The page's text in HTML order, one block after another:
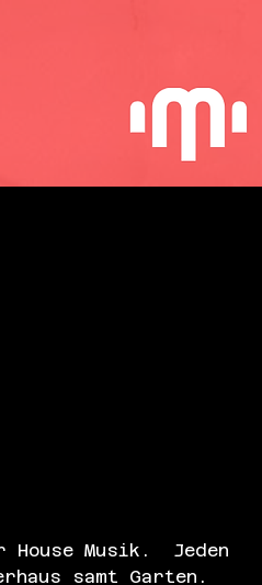
Musik.  Jeden
samt Garten.